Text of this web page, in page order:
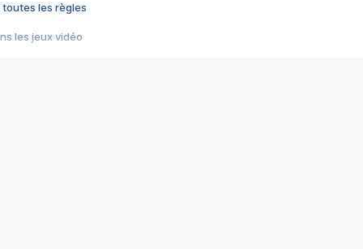
toutes les règles
les jeux vidéo